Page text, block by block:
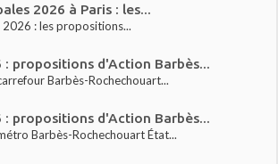
2026 à Paris : les...
2026 : les propositions...
: propositions d'Action Barbès...
Barbès-Rochechouart...
: propositions d'Action Barbès...
Barbès-Rochechouart État...